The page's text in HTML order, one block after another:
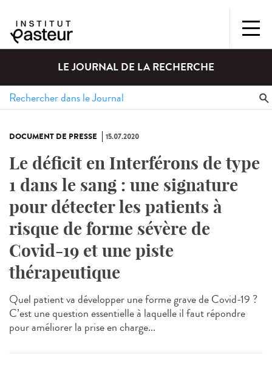
LE JOURNAL DE LA RECHERCHE
DOCUMENT DE PRESSE 15.07.2020
Le déficit en Interférons de type
1 dans le sang : une signature
pour détecter les patients à
risque de forme sévère de
Covid-19 et une piste
thérapeutique
Quel patient va développer une forme grave de Covid-19 ?
C’est une question essentielle à laquelle il faut répondre
pour améliorer la prise en charge...